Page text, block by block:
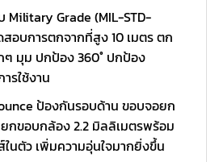
Military Grade (MIL-STD-
สอบการตกจากที่สูง 10 เมตร ตก
ๆ มุม ปกป้อง 360˚ ปกป้อง
รใช้งาน
ป้องกันรอบด้าน ขอบจอยก
กขอบกล้อง 2.2 มิลลิเมตรพร้อม
นตัว เพิ่มความอุ่นใจมากยิ่งขึ้น